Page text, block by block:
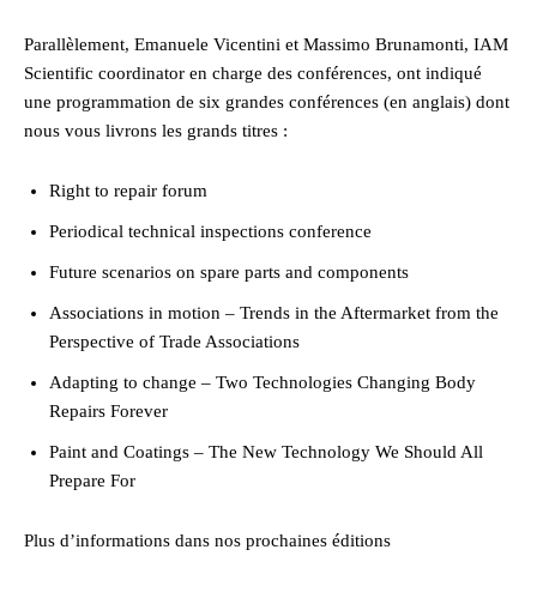
Parallèlement, Emanuele Vicentini et Massimo Brunamonti, IAM
Scientific coordinator en charge des conférences, ont indiqué
une programmation de six grandes conférences (en anglais) dont
nous vous livrons les grands titres :
Right to repair forum
Periodical technical inspections conference
Future scenarios on spare parts and components
Associations in motion – Trends in the Aftermarket from the
Perspective of Trade Associations
Adapting to change – Two Technologies Changing Body
Repairs Forever
Paint and Coatings – The New Technology We Should All
Prepare For
Plus d’informations dans nos prochaines éditions